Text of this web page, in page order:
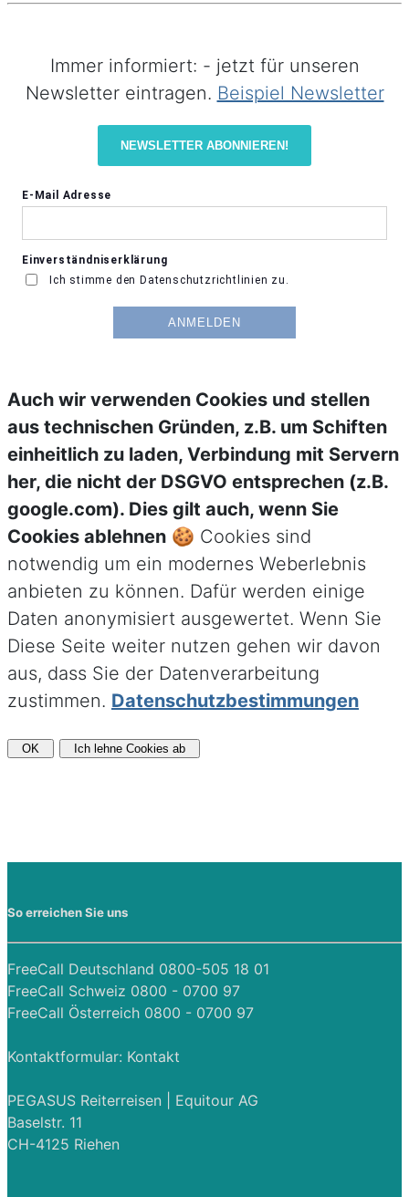
Immer informiert: - jetzt für unseren
Newsletter eintragen. Beispiel Newsletter
NEWSLETTER ABONNIEREN!
Auch wir verwenden Cookies und stellen
aus technischen Gründen, z.B. um Schiften
einheitlich zu laden, Verbindung mit Servern
her, die nicht der DSGVO entsprechen (z.B.
google.com). Dies gilt auch, wenn Sie
Cookies ablehnen 🍪 Cookies sind
notwendig um ein modernes Weberlebnis
anbieten zu können. Dafür werden einige
Daten anonymisiert ausgewertet. Wenn Sie
Diese Seite weiter nutzen gehen wir davon
aus, dass Sie der Datenverarbeitung
zustimmen. Datenschutzbestimmungen
OK Ich lehne Cookies ab
So erreichen Sie uns
FreeCall Deutschland 0800-505 18 01
FreeCall Schweiz 0800 - 0700 97
FreeCall Österreich 0800 - 0700 97
Kontaktformular: Kontakt
PEGASUS Reiterreisen | Equitour AG
Baselstr. 11
CH-4125 Riehen